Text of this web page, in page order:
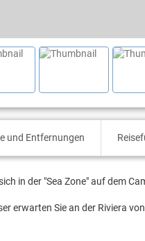
und Entfernungen
in der "Sea Zone" auf dem
erwarten Sie an der Riviera